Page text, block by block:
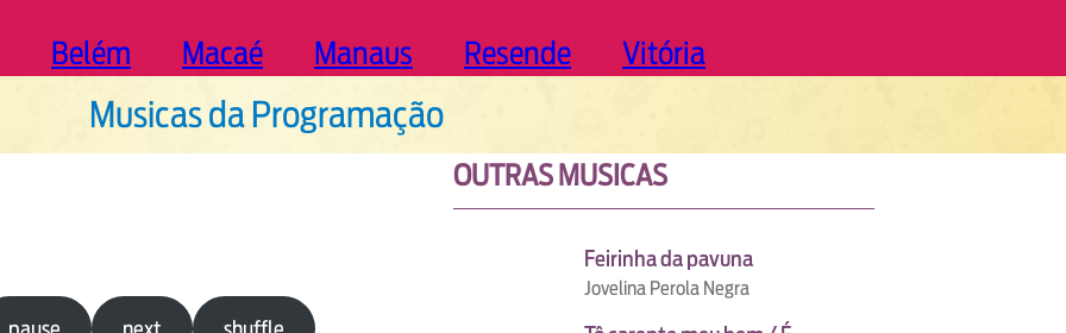
Belém Macaé Manaus Resende Vitória
Musicas da Programação
OUTRAS MUSICAS
Feirinha da pavuna
Jovelina Perola Negra